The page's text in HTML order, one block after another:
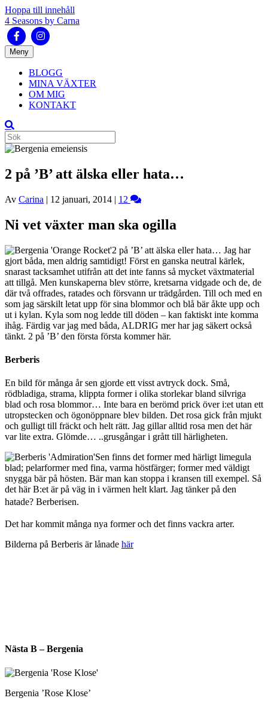
Hoppa till innehåll
4 Seasons by Carna
FacebookInstagram
Meny
BLOGG
MINA VÄXTER
OM MIG
KONTAKT
2 på ’B’ att älska eller hata…
Av Carina | 12 januari, 2014 | 12
Ni vet växter man ska ogilla
2 på ’B’ att älska eller hata… Jag har
gjort båda, men aldrig samtidigt! Först en ganska neutral kärlek,
snarast tacksamhet utifrån att det inte fanns så mycket växtmaterial
att tillgå. Men kunskaperna blev större, kretsarna vidgade och de, de
där två offrades, ratades och försvann ur trädgården. Till och med en
som jag särskilt letat upp för sina blommor och blå bär åkte upp och
ut i kylan. Kyla som nog ledde till döden – kan faktiskt inte komma
ihåg. Färdig var jag med båda, ALDRIG mer har jag säkert också
tänkt. 2 på ’B’ den första första kommer här.
Berberis
En bild för många år sen gjorde ett visst avtryck dock. Små,
rödbladiga, strama, klippta former i olika storlekar bland silvriga
blad och rosa blommor… Inte bara en berömd prick över i:et utan ett
utropstecken och ögonöppnare blev bilden. Det rosa gick från mjukt
och gulligt till fräckt och helt rätt. Jag gillar alltid rosa men det här
var lite extra. Glömde… ..grusgångar i grått till härligheten.
Sen finns det former med härligt limegula
blad; pelarformer med fina, varma höstfärger; former med väldigt
snygga bär på hösten. Bär man kan stoppa i kransen till exempel. Så
det här B:et är på väg in i värmen helt klart. Jag tänker på den
hatade? Berberisen.
Det har kommit många nya former och det finns vackra arter.
Bilderna på Berberis är lånade här
Nästa B – Bergenia
Bergenia ’Rose Klose’